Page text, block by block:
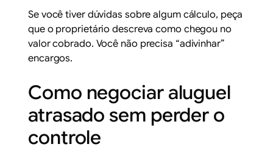
Se você tiver dúvidas sobre algum cálculo, peça
que o proprietário descreva como chegou no
valor cobrado. Você não precisa “adivinhar”
encargos.
Como negociar aluguel
atrasado sem perder o
controle